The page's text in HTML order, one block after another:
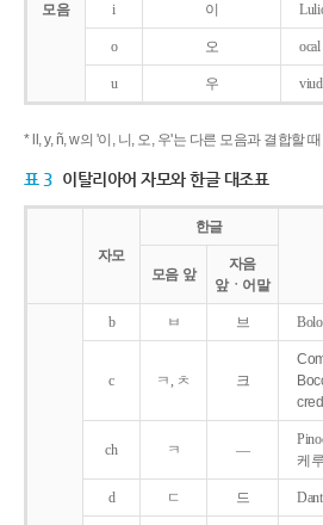
모음 i 이
o 오
u 우
* ll, y, ñ, w의 '이, 니, 오, 우'는 다른 모음과 결합할
표 3 이탈리아어 자모와 한글 대조표
자모
한글
모음 앞
자음
앞ㆍ어말
b ㅂ 브
c ㅋ, ㅊ 크
ch ㅋ ―
케
d ㄷ 드